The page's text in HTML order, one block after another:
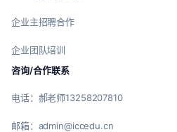
企业主招聘合作
企业团队培训
咨询/合作联系
电话：郝老师13258207810
邮箱：admin@iccedu.cn